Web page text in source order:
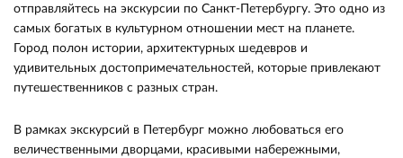
отправляйтесь на экскурсии по Санкт-Петербургу. Это одно из
самых богатых в культурном отношении мест на планете.
Город полон истории, архитектурных шедевров и
удивительных достопримечательностей, которые привлекают
путешественников с разных стран.
В рамках экскурсий в Петербург можно любоваться его
величественными дворцами, красивыми набережными,